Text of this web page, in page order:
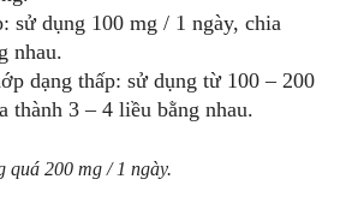
sử dụng 100 mg / 1 ngày, chia
nhau.
dạng thấp: sử dụng từ 100 – 200
thành 3 – 4 liều bằng nhau.
quá 200 mg / 1 ngày.